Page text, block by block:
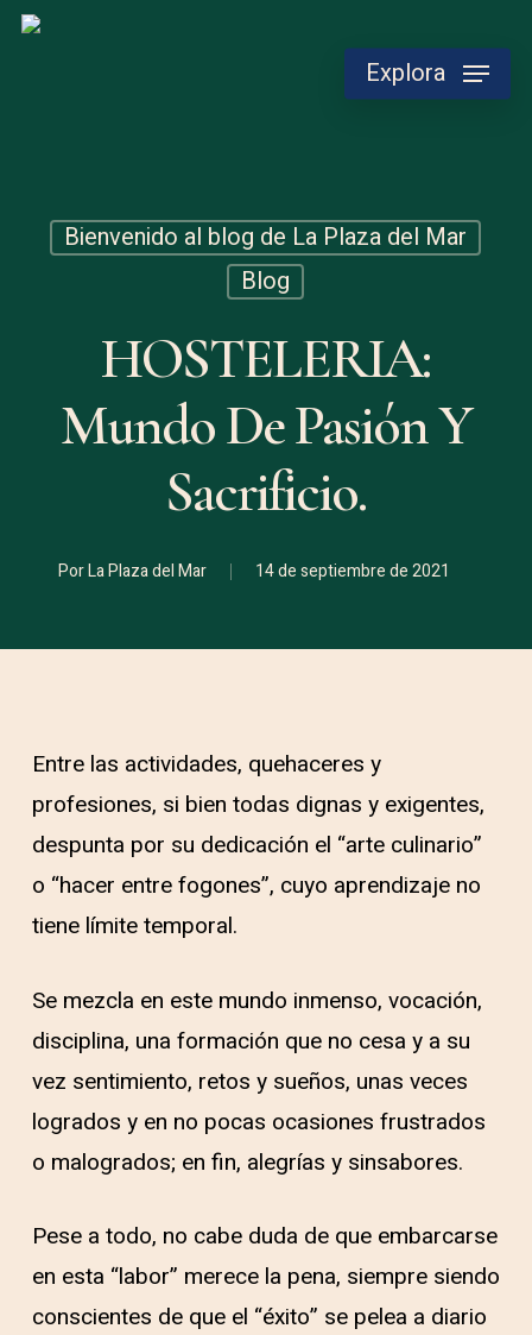
Skip
Explora
Bienvenido al blog de La Plaza del Mar
Blog
HOSTELERIA:
Mundo De Pasión Y
Sacrificio.
PorLa Plaza del Mar 14 de septiembre de 2021
Entre las actividades, quehaceres y
profesiones, si bien todas dignas y exigentes,
despunta por su dedicación el “arte culinario”
o “hacer entre fogones”, cuyo aprendizaje no
tiene límite temporal.
Se mezcla en este mundo inmenso, vocación,
disciplina, una formación que no cesa y a su
vez sentimiento, retos y sueños, unas veces
logrados y en no pocas ocasiones frustrados
o malogrados; en fin, alegrías y sinsabores.
Pese a todo, no cabe duda de que embarcarse
en esta “labor” merece la pena, siempre siendo
conscientes de que el “éxito” se pelea a diario